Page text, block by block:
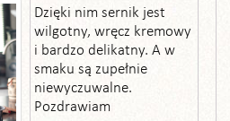
Dzięki nim sernik jest
wilgotny, wręcz kremowy
i bardzo delikatny. A w
smaku są zupełnie
niewyczuwalne.
Pozdrawiam